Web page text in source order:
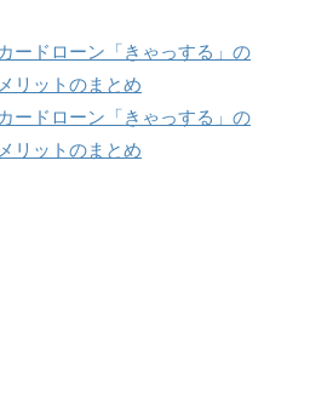
ードローン「きゃっする」の
リットのまとめ
ードローン「きゃっする」の
リットのまとめ